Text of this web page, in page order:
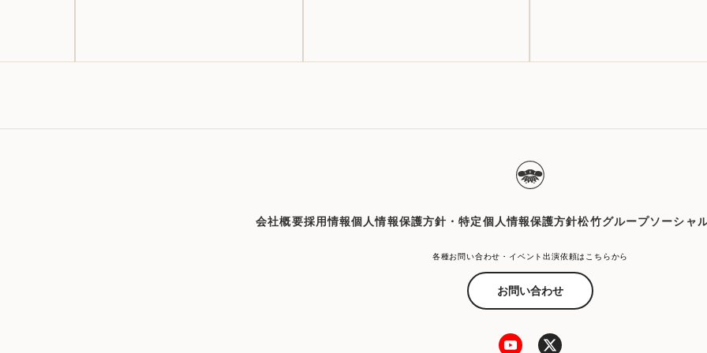
会社概要採用情報個人情報保護方針・特定個人情報保護方針松竹グループソーシャ
各種お問い合わせ・イベント出演依頼はこちらから
お問い合わせ